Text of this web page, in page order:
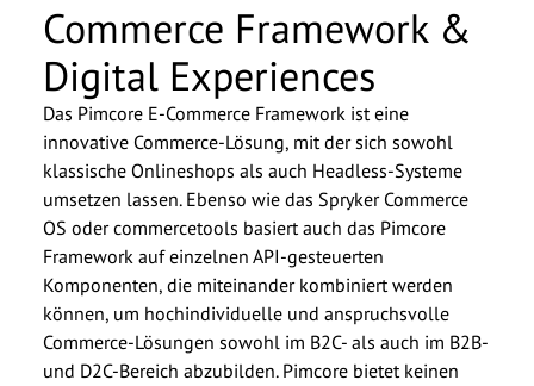
Commerce Framework &
Digital Experiences
Das Pimcore E-Commerce Framework ist eine
innovative Commerce-Lösung, mit der sich sowohl
klassische Onlineshops als auch Headless-Systeme
umsetzen lassen. Ebenso wie das Spryker Commerce
OS oder commercetools basiert auch das Pimcore
Framework auf einzelnen API-gesteuerten
Komponenten, die miteinander kombiniert werden
können, um hochindividuelle und anspruchsvolle
Commerce-Lösungen sowohl im B2C- als auch im B2B-
und D2C-Bereich abzubilden. Pimcore bietet keinen